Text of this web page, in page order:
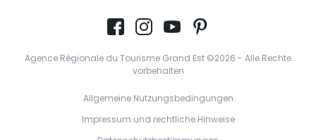
Agence Régionale du Tourisme Grand Est ©2026 - Alle Rechte
vorbehalten
Allgemeine Nutzungsbedingungen
Impressum und rechtliche Hinweise